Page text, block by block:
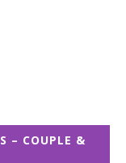
– COUPLE &